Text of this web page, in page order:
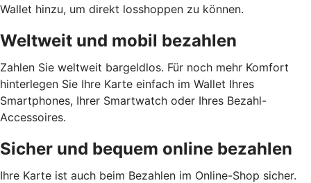
Wallet hinzu, um direkt losshoppen zu können.
Weltweit und mobil bezahlen
Zahlen Sie weltweit bargeldlos. Für noch mehr Komfort
hinterlegen Sie Ihre Karte einfach im Wallet Ihres
Smartphones, Ihrer Smartwatch oder Ihres Bezahl-
Accessoires.
Sicher und bequem online bezahlen
Ihre Karte ist auch beim Bezahlen im Online-Shop sicher.